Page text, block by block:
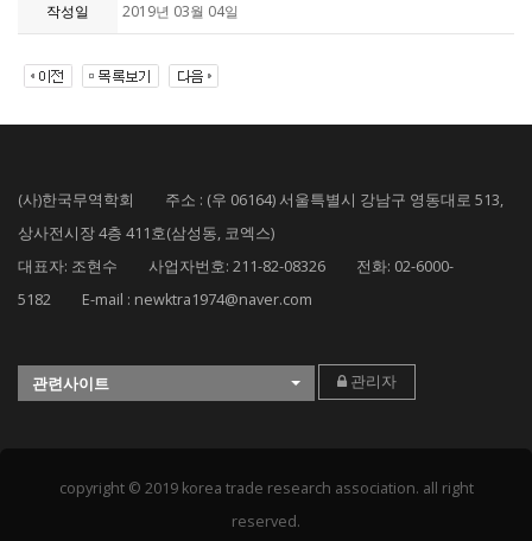
작성일 2019년 03월 04일
(사)한국무역학회 주소 : (우 06164) 서울특별시 강남구 영동대로 513,
상사전시장 4층 411호(삼성동, 코엑스)
대표자: 조현수 사업자번호: 211-82-08326 전화: 02-6000-
5182 E-mail : newktra1974@naver.com
관련사이트 관리자
copyright © 2019 korea trade research association. all right
reserved.